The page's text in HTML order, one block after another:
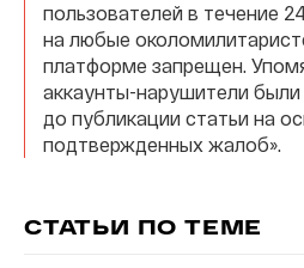
пользователей в течение
на любые
платформе запрещен.
аккаунты-нарушители
до публикации статьи на
подтвержденных жалоб».
СТАТЬИ ПО ТЕМЕ